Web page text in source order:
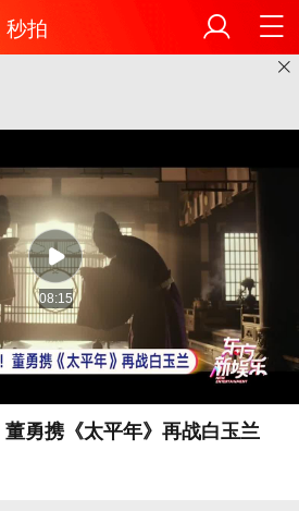
秒拍
08:15
勇携《太平年》再战白玉兰